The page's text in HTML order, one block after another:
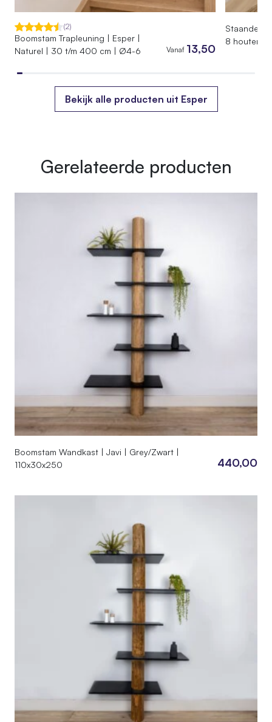
Afmetingen
85 × 60 × 250 cm
(2)
Boomstam Trapleuning | Esper |
Naturel | 30 t/m 400 cm | Ø4-6
Vanaf 13,50
Staande
8 houten
Bekijk alle producten uit Esper
Gerelateerde producten
Boomstam Wandkast | Javi | Grey/Zwart |
110x30x250
440,00